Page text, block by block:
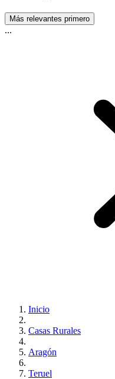
Más relevantes primero
...
Inicio
Casas Rurales
Aragón
Teruel